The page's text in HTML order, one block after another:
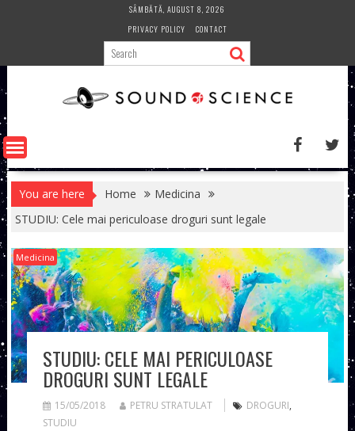
SÂMBĂTĂ, AUGUST 8, 2026
PRIVACY POLICY
CONTACT
You are here Home
Medicina
STUDIU: Cele mai periculoase droguri sunt legale
Medicina
STUDIU: CELE MAI PERICULOASE
DROGURI SUNT LEGALE
15/05/2018 PETRU STRATULAT DROGURI,
STUDIU